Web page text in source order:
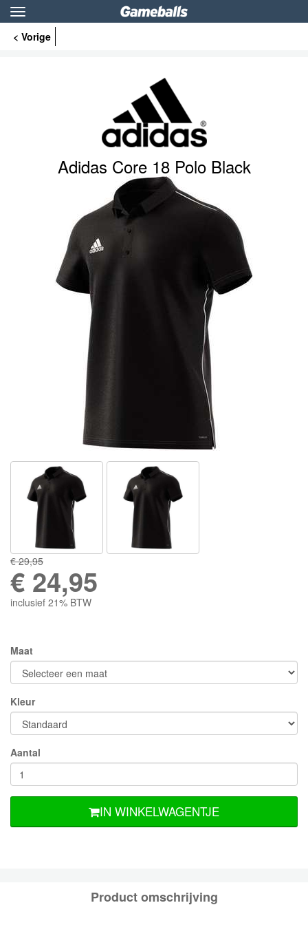
Toggle
navigation
< Vorige
Adidas Core 18 Polo Black
€ 29,95
€ 24,95
inclusief 21% BTW
Maat
Kleur
Aantal
IN WINKELWAGENTJE
Product omschrijving